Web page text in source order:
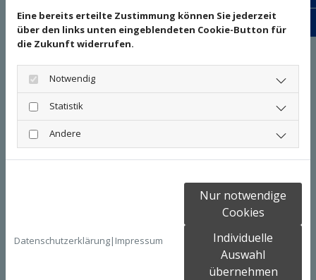
Youtube inaktiv
Aufgrund Ihrer Cookie-Einstellungen
Cookie-Einstellungen entsprechend
Cookie Einstellungen
Eine bereits erteilte Zustimmung können Sie jederzeit
über den links unten eingeblendeten Cookie-Button für
die Zukunft widerrufen.
Notwendig
Statistik
Andere
Datenschutzerklärung| Impressum
Nur notwendige
Cookies
Individuelle
Auswahl
übernehmen